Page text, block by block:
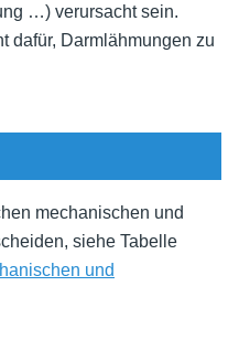
…) verursacht sein.
dafür, Darmlähmungen zu
mechanischen und
siehe Tabelle
und